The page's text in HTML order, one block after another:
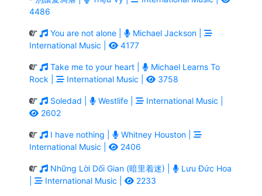
4486
You are not alone |
Michael Jackson |
International Music |
4177
Take me to your heart |
Michael Learns To
Rock |
International Music | 3758
Soledad | Westlife |
International Music |
2602
I have nothing |
Whitney Houston |
International Music |
2406
Những Lời Dối Gian (暗里着迷) |
Lưu Đức Hoa
International Music | 2233